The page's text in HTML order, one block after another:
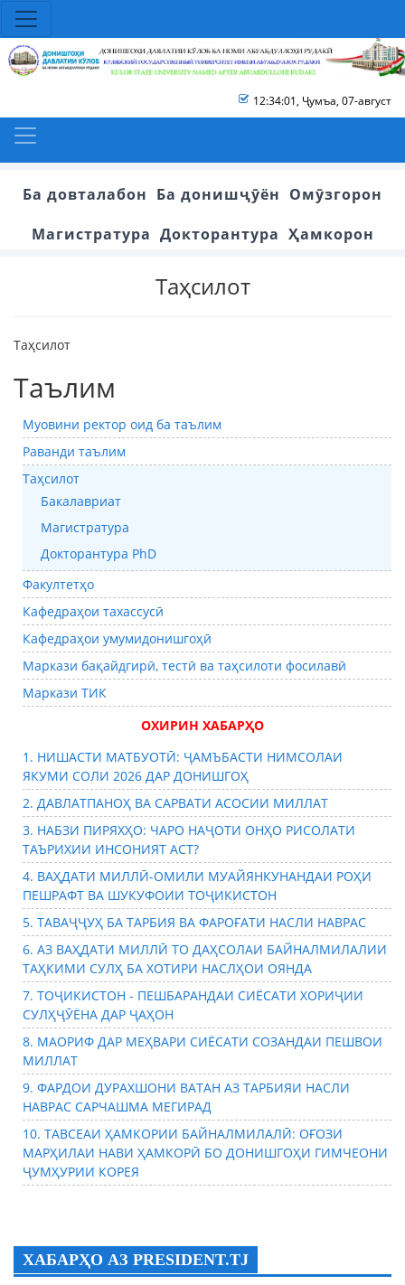
12:34:01, Ҷумъа, 07-август
Ба довталабон Ба донишҷӯён Омӯзгорон
Магистратура Докторантура Ҳамкорон
Таҳсилот
Таҳсилот
Таълим
Муовини ректор оид ба таълим
Раванди таълим
Таҳсилот
Бакалавриат
Магистратура
Докторантура PhD
Факултетҳо
Кафедраҳои тахассусӣ
Кафедраҳои умумидонишгоҳӣ
Маркази бақайдгирӣ, тестӣ ва таҳсилоти фосилавӣ
Маркази ТИК
ОХИРИН ХАБАРҲО
1. НИШАСТИ МАТБУОТӢ: ҶАМЪБАСТИ НИМСОЛАИ
ЯКУМИ СОЛИ 2026 ДАР ДОНИШГОҲ
2. ДАВЛАТПАНОҲ ВА САРВАТИ АСОСИИ МИЛЛАТ
3. НАБЗИ ПИРЯХҲО: ЧАРО НАҶОТИ ОНҲО РИСОЛАТИ
ТАЪРИХИИ ИНСОНИЯТ АСТ?
4. ВАҲДАТИ МИЛЛӢ-ОМИЛИ МУАЙЯНКУНАНДАИ РОҲИ
ПЕШРАФТ ВА ШУКУФОИИ ТОҶИКИСТОН
5. ТАВАҶҶУҲ БА ТАРБИЯ ВА ФАРОҒАТИ НАСЛИ НАВРАС
6. АЗ ВАҲДАТИ МИЛЛӢ ТО ДАҲСОЛАИ БАЙНАЛМИЛАЛИИ
ТАҲКИМИ СУЛҲ БА ХОТИРИ НАСЛҲОИ ОЯНДА
7. ТОҶИКИСТОН - ПЕШБАРАНДАИ СИЁСАТИ ХОРИҶИИ
СУЛҲҶӮЁНА ДАР ҶАҲОН
8. МАОРИФ ДАР МЕҲВАРИ СИЁСАТИ СОЗАНДАИ ПЕШВОИ
МИЛЛАТ
9. ФАРДОИ ДУРАХШОНИ ВАТАН АЗ ТАРБИЯИ НАСЛИ
НАВРАС САРЧАШМА МЕГИРАД
10. ТАВСЕАИ ҲАМКОРИИ БАЙНАЛМИЛАЛӢ: ОҒОЗИ
МАРҲИЛАИ НАВИ ҲАМКОРӢ БО ДОНИШГОҲИ ГИМЧЕОНИ
ҶУМҲУРИИ КОРЕЯ
ХАБАРҲО АЗ PRESIDENT.TJ